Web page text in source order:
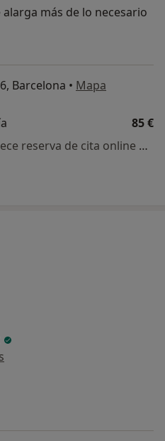
más de lo necesario
Barcelona • Mapa
85 €
Este especialista no ofrece reserva de cita online en esta dirección.